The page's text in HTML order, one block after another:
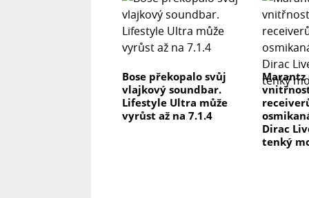
Bose překopalo svůj
vlajkový soundbar.
Lifestyle Ultra může
vyrůst až na 7.1.4
Marantz
Dirac
tenký